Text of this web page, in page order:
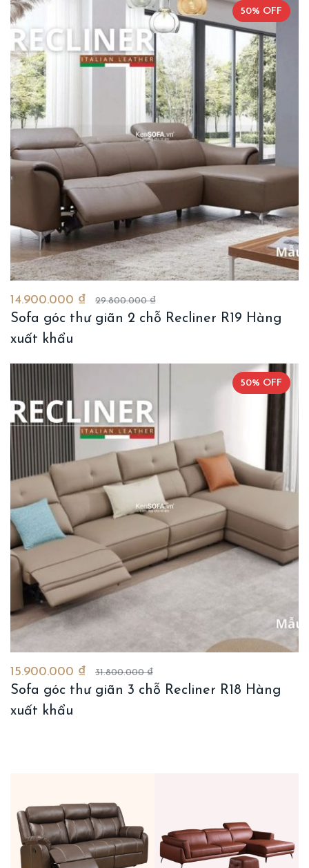
50% OFF
14.900.000 ₫ 29.800.000 ₫
Sofa góc thư giãn 2 chỗ Recliner R19 Hàng
xuất khẩu
50% OFF
15.900.000 ₫ 31.800.000 ₫
Sofa góc thư giãn 3 chỗ Recliner R18 Hàng
xuất khẩu